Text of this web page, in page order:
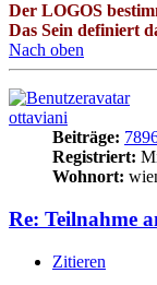
Der LOGOS
Das Sein definiert
Nach oben
ottaviani
Beiträge:
Registriert:
Wohnort:
Re: Teilnahme
Zitieren